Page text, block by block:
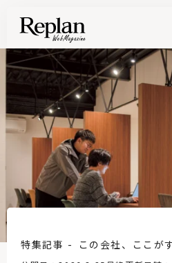
特集記事 この会社、ここが